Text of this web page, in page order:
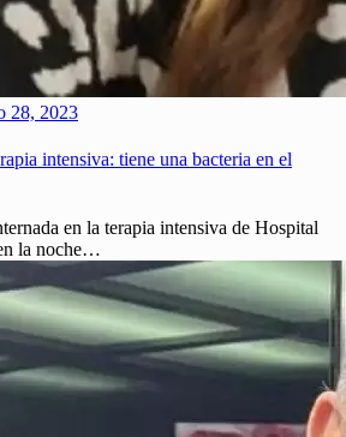
28, 2023
intensiva: tiene una bacteria en el
en la terapia intensiva de Hospital
la noche…